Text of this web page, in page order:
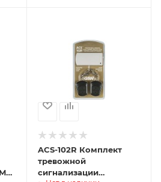
ACS-102R Комплект
тревожной
сигнализации